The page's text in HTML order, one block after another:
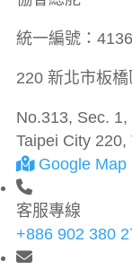
統一編號：
220 新北市板
No.313, Sec.
Taipei City 220,
Google Map
客服專線
+886 902 380